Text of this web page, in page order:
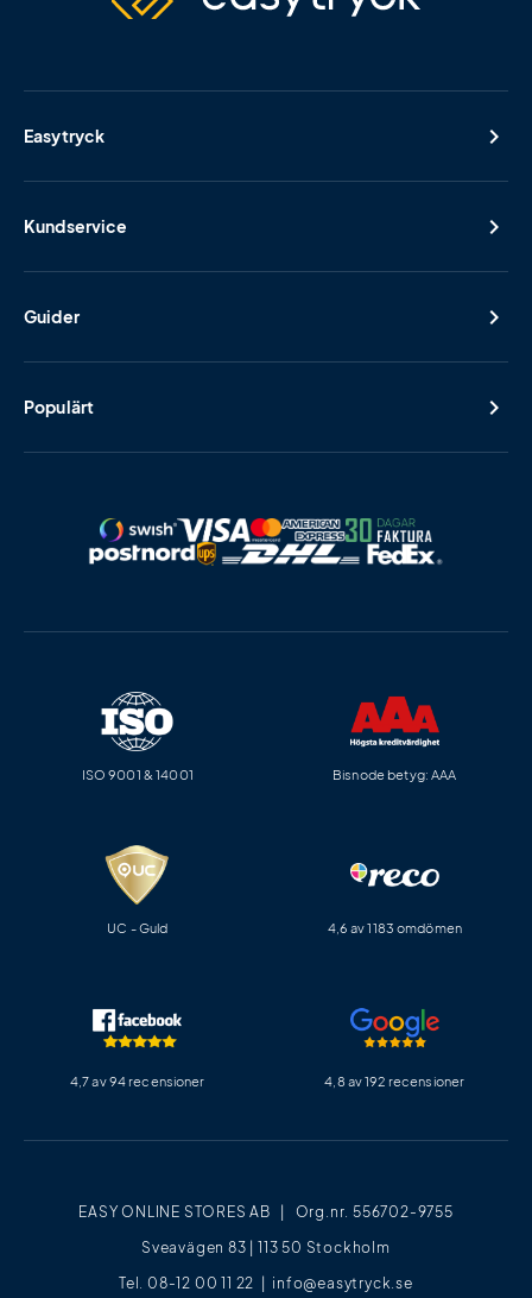
Easytryck
Kundservice
Guider
Populärt
EASY ONLINE STORES AB | Org.nr. 556702-9755
Sveavägen 83 | 113 50 Stockholm
Tel. 08-12 00 11 22 | info@easytryck.se
ISO 9001 & 14001 Bisnode betyg: AAA
UC - Guld 4,6 av 1183 omdömen
4,7 av 94 recensioner 4,8 av 192 recensioner